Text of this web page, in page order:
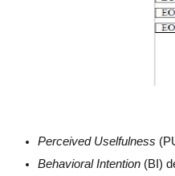
Perceived Uselfulness
Behavioral Intention (BI)